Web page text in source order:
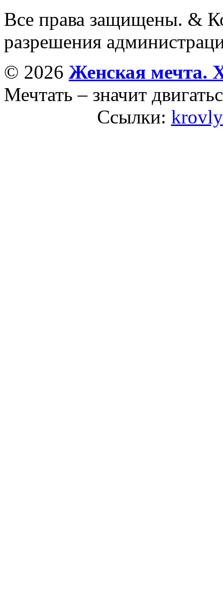
Все права защищены. &
разрешения
© 2026 Женская мечта.
Мечтать – значит
Ссылки: